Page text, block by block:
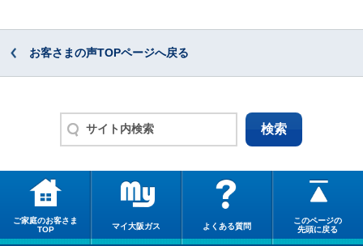
お客さまの声TOPページへ戻る
ご家庭のお客さま
TOP
マイ大阪ガス よくある質問
このページの
先頭に戻る